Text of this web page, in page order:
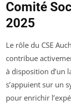
Comité
2025
Le rôle du CSE
contribue
à disposition d’un
s’appuient sur un
pour enrichir